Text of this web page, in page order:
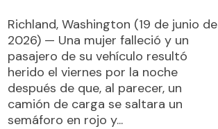
Richland, Washington (19 de junio de
2026) — Una mujer falleció y un
pasajero de su vehículo resultó
herido el viernes por la noche
después de que, al parecer, un
camión de carga se saltara un
semáforo en rojo y...